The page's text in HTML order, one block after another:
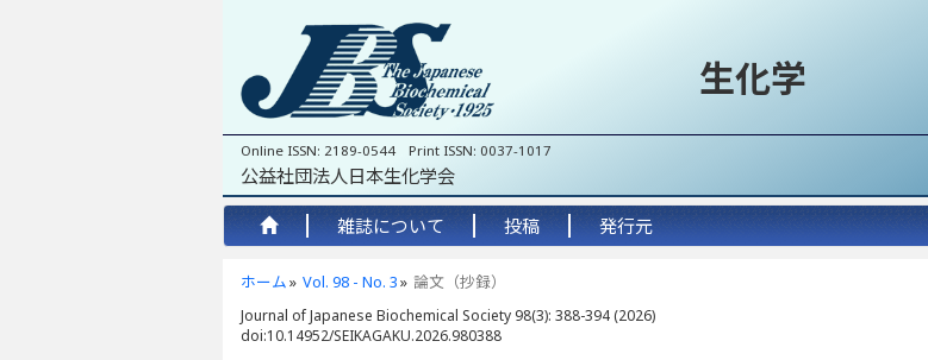
生化学
Online ISSN: 2189-0544 Print ISSN: 0037-1017
公益社団法人日本生化学会
雑誌について 投稿 発行元
ホーム Vol. 98 - No. 3 論文（抄録）
Journal of Japanese Biochemical Society 98(3): 388-394 (2026)
doi:10.14952/SEIKAGAKU.2026.980388